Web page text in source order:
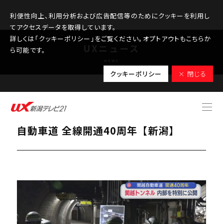
利便性向上、利用分析および広告配信等のためにクッキーを利用し
てアクセスデータを取得しています。
詳しくは「クッキーポリシー」をご覧ください。オプトアウトもこちらか
ら可能です。
クッキーポリシー × 閉じる
2025.10.20
内部を特別に公開「関越トンネル」関越
自動車道 全線開通40周年【新潟】